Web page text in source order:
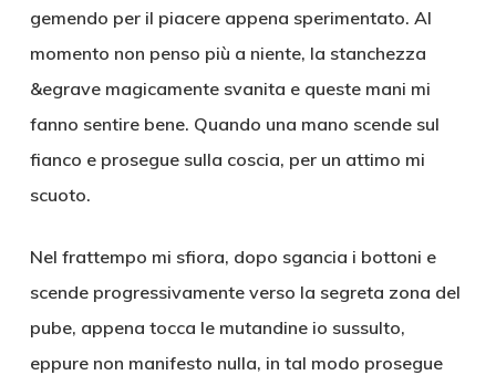
gemendo per il piacere appena sperimentato. Al
momento non penso più a niente, la stanchezza
&egrave magicamente svanita e queste mani mi
fanno sentire bene. Quando una mano scende sul
fianco e prosegue sulla coscia, per un attimo mi
scuoto.
Nel frattempo mi sfiora, dopo sgancia i bottoni e
scende progressivamente verso la segreta zona del
pube, appena tocca le mutandine io sussulto,
eppure non manifesto nulla, in tal modo prosegue